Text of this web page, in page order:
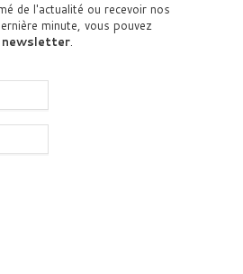
de l'actualité ou recevoir nos
minute, vous pouvez
newsletter.